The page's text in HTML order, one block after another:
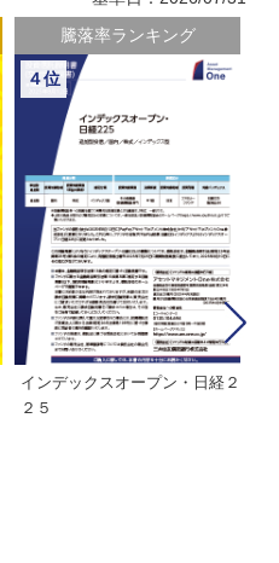
騰落率ランキング
４位
インデックスオープン・日経２
２５